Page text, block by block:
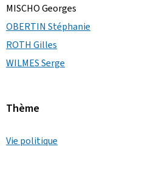
MISCHO Georges
OBERTIN Stéphanie
ROTH Gilles
WILMES Serge
Thème
Vie politique